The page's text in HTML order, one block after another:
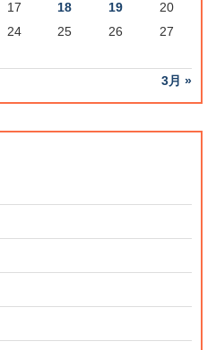
3月 »
17 18 19
20
24 25 26
27